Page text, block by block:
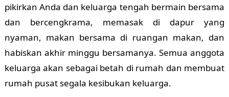
pikirkan Anda dan keluarga tengah bermain bersama
dan bercengkrama, memasak di dapur yang
nyaman, makan bersama di ruangan makan, dan
habiskan akhir minggu bersamanya. Semua anggota
keluarga akan sebagai betah di rumah dan membuat
rumah pusat segala kesibukan keluarga.